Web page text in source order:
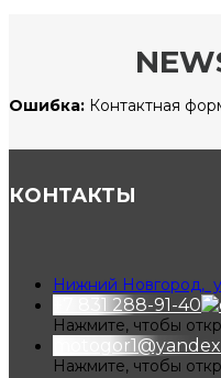
Ошибка: Контактная
КОНТАКТЫ
Нижний Новгород,
+7 831 288-91-40
Нажмите, чтобы
Нажмите, чтобы